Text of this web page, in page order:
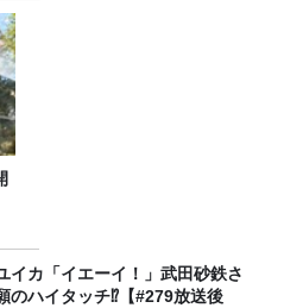
イカ「イエーイ！」武田砂鉄さ
のハイタッチ⁉【#279放送後